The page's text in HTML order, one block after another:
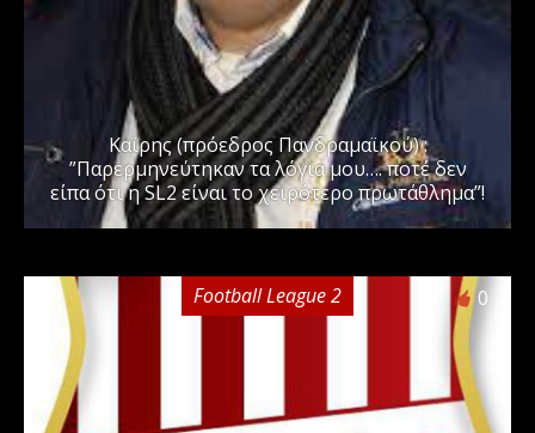
Καϊρης (πρόεδρος Πανδραμαϊκού) :
”Παρερμηνεύτηκαν τα λόγια μου…. ποτέ δεν
είπα ότι η SL2 είναι το χειρότερο πρωτάθλημα”!
Football League 2 0